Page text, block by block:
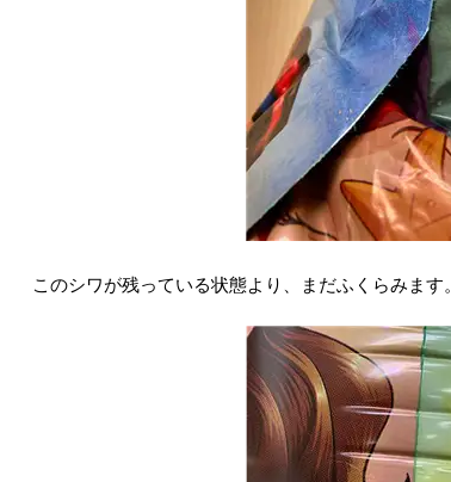
このシワが残っている状態より、まだふくらみます。